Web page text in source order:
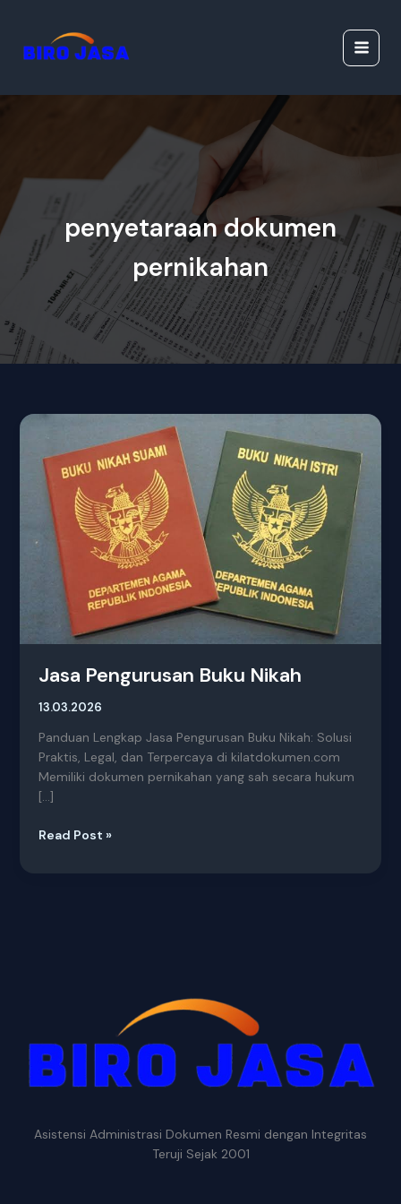
konten
penyetaraan dokumen
pernikahan
Jasa Pengurusan Buku Nikah
13.03.2026
Panduan Lengkap Jasa Pengurusan Buku Nikah: Solusi
Praktis, Legal, dan Terpercaya di kilatdokumen.com
Memiliki dokumen pernikahan yang sah secara hukum
[…]
Pengurusan
Buku
Nikah
Read Post »
Asistensi Administrasi Dokumen Resmi dengan Integritas
Teruji Sejak 2001